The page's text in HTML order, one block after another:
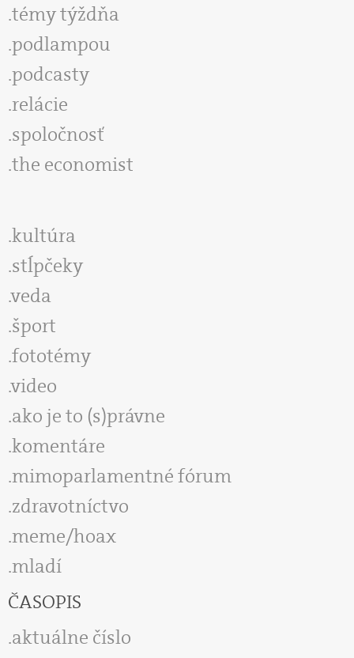
témy týždňa
podlampou
podcasty
relácie
spoločnosť
the economist
kultúra
stĺpčeky
veda
šport
fototémy
video
ako je to (s)právne
komentáre
mimoparlamentné fórum
zdravotníctvo
meme/hoax
mladí
ČASOPIS
aktuálne číslo